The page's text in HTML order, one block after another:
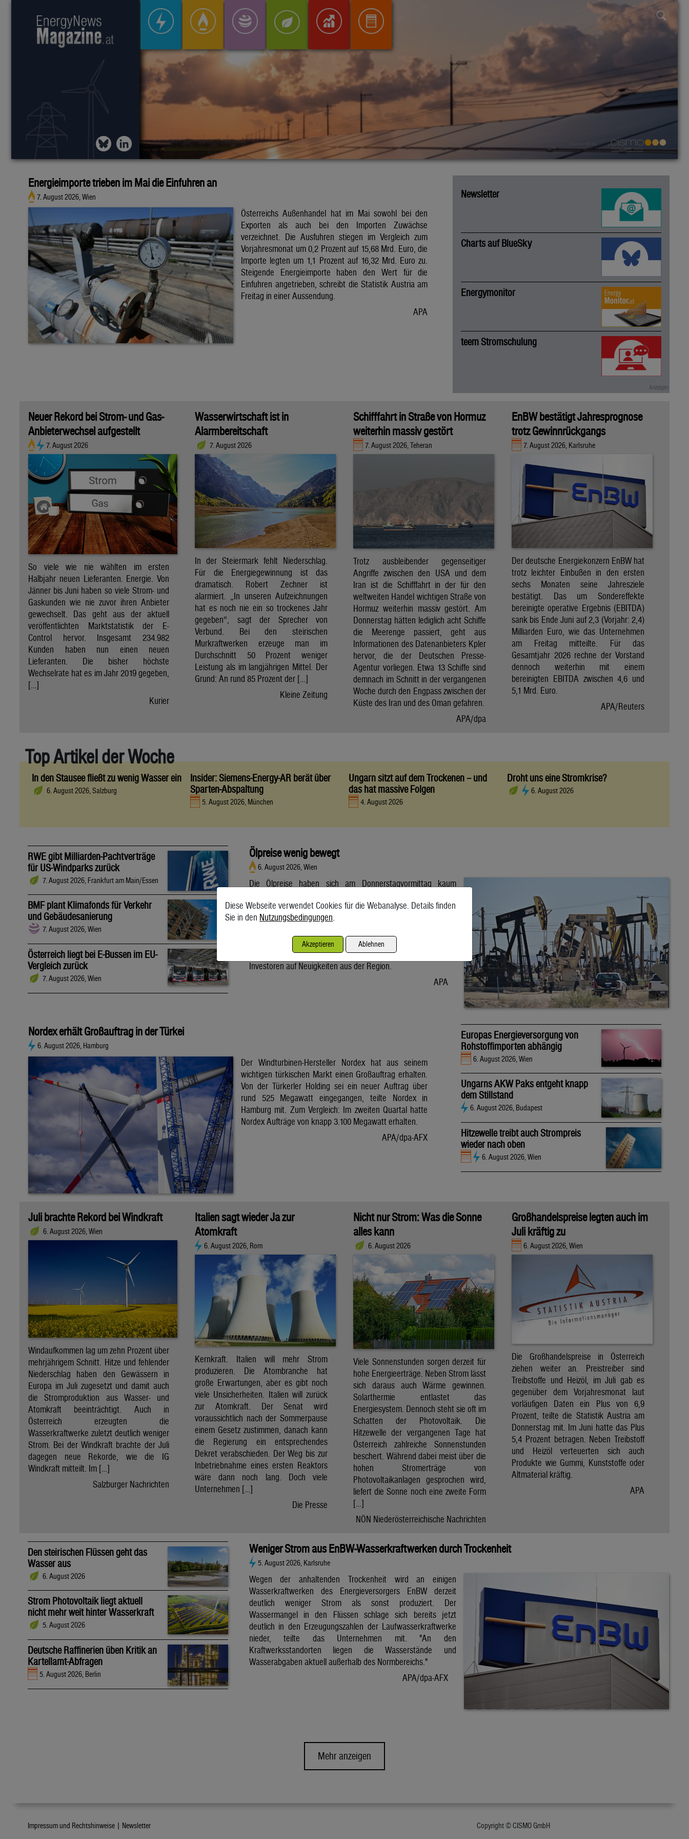
Energieimporte trieben im Mai die Einfuhren an
7. August 2026, Wien
Österreichs Außenhandel hat im Mai sowohl bei den
Exporten als auch bei den Importen Zuwächse
verzeichnet. Die Ausfuhren stiegen im Vergleich zum
Vorjahresmonat um 0,2 Prozent auf 15,68 Mrd. Euro, die
Importe legten um 1,1 Prozent auf 16,32 Mrd. Euro zu.
Steigende Energieimporte haben den Wert für die
Einfuhren angetrieben, schreibt die Statistik Austria am
Freitag in einer Aussendung.
APA
Newsletter
Charts auf BlueSky
Energymonitor
teem Stromschulung
Neuer Rekord bei Strom- und Gas-
Anbieterwechsel aufgestellt
7. August 2026
So viele wie nie wählten im ersten
Halbjahr neuen Lieferanten. Energie. Von
Jänner bis Juni haben so viele Strom- und
Gaskunden wie nie zuvor ihren Anbieter
gewechselt. Das geht aus der aktuell
veröffentlichten Marktstatistik der E-
Control hervor. Insgesamt 234.982
Kunden haben nun einen neuen
Lieferanten. Die bisher höchste
Wechselrate hat es im Jahr 2019 gegeben,
[…]
Kurier
Wasserwirtschaft ist in
Alarmbereitschaft
7. August 2026
In der Steiermark fehlt Niederschlag.
Für die Energiegewinnung ist das
dramatisch. Robert Zechner ist
alarmiert. „In unseren Aufzeichnungen
hat es noch nie ein so trockenes Jahr
gegeben“, sagt der Sprecher von
Verbund. Bei den steirischen
Murkraftwerken erzeuge man im
Durchschnitt 50 Prozent weniger
Leistung als im langjährigen Mittel. Der
Grund: An rund 85 Prozent der […]
Kleine Zeitung
Schifffahrt in Straße von Hormuz
weiterhin massiv gestört
7. August 2026, Teheran
Trotz ausbleibender gegenseitiger
Angriffe zwischen den USA und dem
Iran ist die Schifffahrt in der für den
weltweiten Handel wichtigen Straße von
Hormuz weiterhin massiv gestört. Am
Donnerstag hätten lediglich acht Schiffe
die Meerenge passiert, geht aus
Informationen des Datenanbieters Kpler
hervor, die der Deutschen Presse-
Agentur vorliegen. Etwa 13 Schiffe sind
demnach im Schnitt in der vergangenen
Woche durch den Engpass zwischen der
Küste des Iran und des Oman gefahren.
APA/dpa
EnBW bestätigt Jahresprognose
trotz Gewinnrückgangs
7. August 2026, Karlsruhe
Der deutsche Energiekonzern EnBW hat
trotz leichter Einbußen in den ersten
sechs Monaten seine Jahresziele
bestätigt. Das um Sondereffekte
bereinigte operative Ergebnis (EBITDA)
sank bis Ende Juni auf 2,3 (Vorjahr: 2,4)
Milliarden Euro, wie das Unternehmen
am Freitag mitteilte. Für das
Gesamtjahr 2026 rechne der Vorstand
dennoch weiterhin mit einem
bereinigten EBITDA zwischen 4,6 und
5,1 Mrd. Euro.
APA/Reuters
Top Artikel der Woche
In den Stausee fließt zu wenig Wasser ein
6. August 2026, Salzburg
Insider: Siemens-Energy-AR berät über
Sparten-Abspaltung
5. August 2026, München
Ungarn sitzt auf dem Trockenen – und
das hat massive Folgen
4. August 2026
Droht uns eine Stromkrise?
6. August 2026
RWE gibt Milliarden-Pachtverträge
für US-Windparks zurück
7. August 2026, Frankfurt am Main/Essen
BMF plant Klimafonds für Verkehr
und Gebäudesanierung
7. August 2026, Wien
Österreich liegt bei E-Bussen im EU-
Vergleich zurück
7. August 2026, Wien
Ölpreise wenig bewegt
6. August 2026, Wien
Die Ölpreise haben sich am Donnerstagvormittag kaum
Brent aus der Nordsee mit Lieferung Oktober kostete am
Vormittag 79,75 US-Dollar und damit 0,4 Prozent mehr als am
80 Dollar. Unter diese ist er am Dienstag wegen der Hoffnung
auf eine Lösung im Iran-Krieg gesunken. Seitdem warten
Investoren auf Neuigkeiten aus der Region.
APA
Nordex erhält Großauftrag in der Türkei
6. August 2026, Hamburg
Der Windturbinen-Hersteller Nordex hat aus seinem
wichtigen türkischen Markt einen Großauftrag erhalten.
Von der Türkerler Holding sei ein neuer Auftrag über
rund 525 Megawatt eingegangen, teilte Nordex in
Hamburg mit. Zum Vergleich: Im zweiten Quartal hatte
Nordex Aufträge von knapp 3.100 Megawatt erhalten.
APA/dpa-AFX
Europas Energieversorgung von
Rohstoffimporten abhängig
6. August 2026, Wien
Ungarns AKW Paks entgeht knapp
dem Stillstand
6. August 2026, Budapest
Hitzewelle treibt auch Strompreis
wieder nach oben
6. August 2026, Wien
Juli brachte Rekord bei Windkraft
6. August 2026, Wien
Windaufkommen lag um zehn Prozent über
mehrjährigem Schnitt. Hitze und fehlender
Niederschlag haben den Gewässern in
Europa im Juli zugesetzt und damit auch
die Stromproduktion aus Wasser- und
Atomkraft beeinträchtigt. Auch in
Österreich erzeugten die
Wasserkraftwerke zuletzt deutlich weniger
Strom. Bei der Windkraft brachte der Juli
dagegen neue Rekorde, wie die IG
Windkraft mitteilt. Im […]
Salzburger Nachrichten
Italien sagt wieder Ja zur
Atomkraft
6. August 2026, Rom
Kernkraft. Italien will mehr Strom
produzieren. Die Atombranche hat
große Erwartungen, aber es gibt noch
viele Unsicherheiten. Italien will zurück
zur Atomkraft. Der Senat wird
voraussichtlich nach der Sommerpause
einem Gesetz zustimmen, danach kann
die Regierung ein entsprechendes
Dekret verabschieden. Der Weg bis zur
Inbetriebnahme eines ersten Reaktors
wäre dann noch lang. Doch viele
Unternehmen […]
Die Presse
Nicht nur Strom: Was die Sonne
alles kann
6. August 2026
Viele Sonnenstunden sorgen derzeit für
hohe Energieerträge. Neben Strom lässt
sich daraus auch Wärme gewinnen.
Solarthermie entlastet das
Energiesystem. Dennoch steht sie oft im
Schatten der Photovoltaik. Die
Hitzewelle der vergangenen Tage hat
Österreich zahlreiche Sonnenstunden
beschert. Während dabei meist über die
hohen Stromerträge von
Photovoltaikanlagen gesprochen wird,
liefert die Sonne noch eine zweite Form
[…]
NÖN Niederösterreichische Nachrichten
Großhandelspreise legten auch im
Juli kräftig zu
6. August 2026, Wien
Die Großhandelspreise in Österreich
ziehen weiter an. Preistreiber sind
Treibstoffe und Heizöl, im Juli gab es
gegenüber dem Vorjahresmonat laut
vorläufigen Daten ein Plus von 6,9
Prozent, teilte die Statistik Austria am
Donnerstag mit. Im Juni hatte das Plus
5,4 Prozent betragen. Neben Treibstoff
und Heizöl verteuerten sich auch
Produkte wie Gummi, Kunststoffe oder
Altmaterial kräftig.
APA
Den steirischen Flüssen geht das
Wasser aus
6. August 2026
Strom Photovoltaik liegt aktuell
nicht mehr weit hinter Wasserkraft
5. August 2026
Deutsche Raffinerien üben Kritik an
Kartellamt-Abfragen
5. August 2026, Berlin
Weniger Strom aus EnBW-Wasserkraftwerken durch Trockenheit
5. August 2026, Karlsruhe
Wegen der anhaltenden Trockenheit wird an einigen
Wasserkraftwerken des Energieversorgers EnBW derzeit
deutlich weniger Strom als sonst produziert. Der
Wassermangel in den Flüssen schlage sich bereits jetzt
deutlich in den Erzeugungszahlen der Laufwasserkraftwerke
nieder, teilte das Unternehmen mit. "An den
Kraftwerksstandorten liegen die Wasserstände und
Wasserabgaben aktuell außerhalb des Normbereichs."
APA/dpa-AFX
Mehr anzeigen
Impressum und Rechtshinweise | Newsletter Copyright © CISMO GmbH
Diese Webseite verwendet Cookies für die Webanalyse. Details finden
Sie in den Nutzungsbedingungen.
Akzeptieren Ablehnen